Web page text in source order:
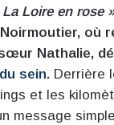
La Loire en rose »
Noirmoutier, où
Nathalie,
sein. Derrière
et les
message